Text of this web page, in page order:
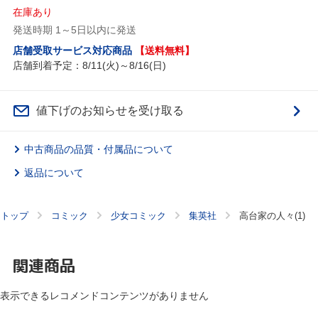
在庫あり
発送時期 1～5日以内に発送
店舗受取サービス対応商品
【送料無料】
店舗到着予定：8/11(火)～8/16(日)
値下げのお知らせを受け取る
中古商品の品質・付属品について
返品について
トップ コミック 少女コミック 集英社 高台家の人々(1)
関連商品
表示できるレコメンドコンテンツがありません